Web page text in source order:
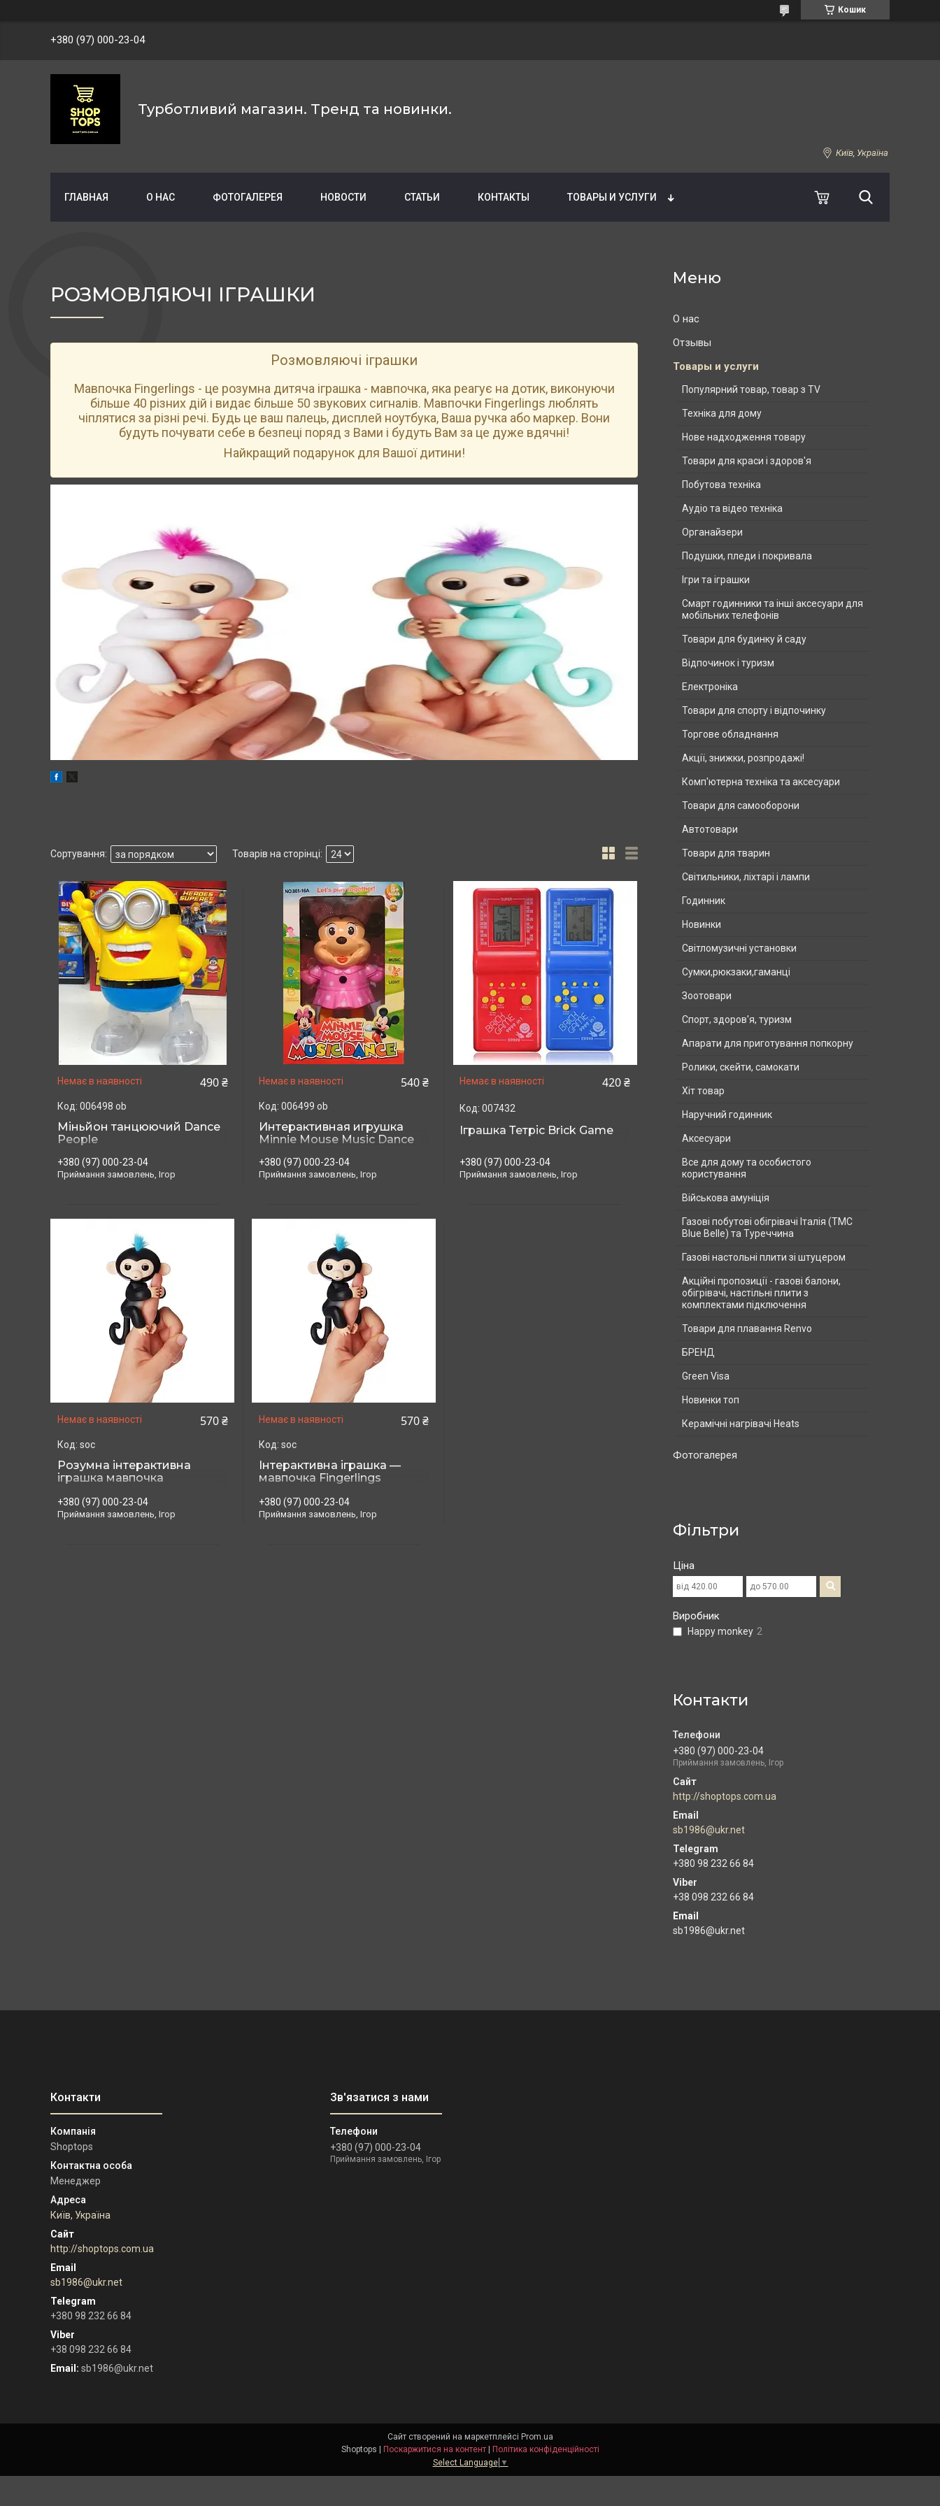
Кошик
+380 (97) 000-23-04
Турботливий магазин. Тренд та новинки.
Київ, Україна
ГЛАВНАЯ О НАС ФОТОГАЛЕРЕЯ НОВОСТИ СТАТЬИ КОНТАКТЫ ТОВАРЫ И УСЛУГИ
О нас
Отзывы
Товары и услуги
Популярний товар, товар з TV
Техніка для дому
Нове надходження товару
Товари для краси і здоров'я
Побутова техніка
Аудіо та відео техніка
Органайзери
Подушки, пледи і покривала
Ігри та іграшки
Смарт годинники та інші аксесуари для
мобільних телефонів
Товари для будинку й саду
Відпочинок і туризм
Електроніка
Товари для спорту і відпочинку
Торгове обладнання
Акції, знижки, розпродажі!
Комп'ютерна техніка та аксесуари
Товари для самооборони
Автотовари
Товари для тварин
Світильники, ліхтарі і лампи
Годинник
Новинки
Світломузичні установки
Сумки,рюкзаки,гаманці
Зоотовари
Спорт, здоров'я, туризм
Апарати для приготування попкорну
Ролики, скейти, самокати
Хіт товар
Наручний годинник
Аксесуари
Все для дому та особистого
користування
Військова амуніція
Газові побутові обігрівачі Італія (ТМС
Blue Belle) та Туреччина
Газові настольні плити зі штуцером
Акційні пропозиції - газові балони,
обігрівачі, настільні плити з
комплектами підключення
Товари для плавання Renvo
БРЕНД
Green Visa
Новинки топ
Керамічні нагрівачі Heats
Фотогалерея
Фільтри
Ціна
Виробник
Happy monkey 2
Контакти
+380 (97) 000-23-04
Приймання замовлень, Ігор
http://shoptops.com.ua
sb1986@ukr.net
+380 98 232 66 84
+38 098 232 66 84
Email
sb1986@ukr.net
РОЗМОВЛЯЮЧІ ІГРАШКИ
Розмовляючі іграшки
Мавпочка Fingerlings - це розумна дитяча іграшка - мавпочка, яка реагує на дотик, виконуючи
більше 40 різних дій і видає більше 50 звукових сигналів. Мавпочки Fingerlings люблять
чіплятися за різні речі. Будь це ваш палець, дисплей ноутбука, Ваша ручка або маркер. Вони
будуть почувати себе в безпеці поряд з Вами і будуть Вам за це дуже вдячні!
Найкращий подарунок для Вашої дитини!
Немає в наявності 490 ₴
006498 ob
Міньйон танцюючий Dance
People
+380 (97) 000-23-04
Приймання замовлень, Ігор
Немає в наявності 540 ₴
006499 ob
Интерактивная игрушка
Minnie Mouse Music Dance
+380 (97) 000-23-04
Приймання замовлень, Ігор
Немає в наявності 420 ₴
007432
Іграшка Тетріс Brick Game
+380 (97) 000-23-04
Приймання замовлень, Ігор
Немає в наявності 570 ₴
soc
Розумна інтерактивна
іграшка мавпочка
фингерлинкс манкей синій
та бірюзовий
+380 (97) 000-23-04
Приймання замовлень, Ігор
Немає в наявності 570 ₴
soc
Інтерактивна іграшка —
мавпочка Fingerlings
фінгерлінкс манкей чорний
+380 (97) 000-23-04
Приймання замовлень, Ігор
Shoptops
Менеджер
Київ, Україна
http://shoptops.com.ua
sb1986@ukr.net
+380 98 232 66 84
+38 098 232 66 84
Email
sb1986@ukr.net
+380 (97) 000-23-04
Приймання замовлень, Ігор
Сайт створений на маркетплейсі Prom.ua
Shoptops | Поскаржитися на контент | Політика конфіденційності
Select Language ▼